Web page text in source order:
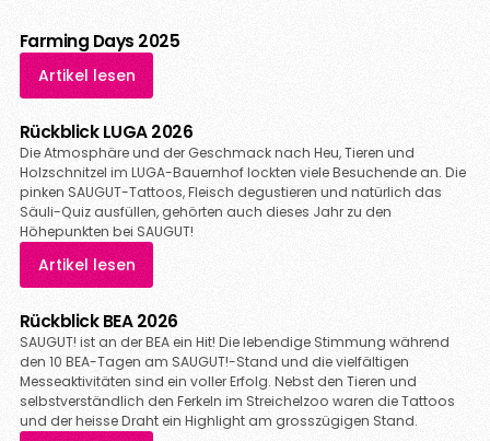
Farming Days 2025
Artikel lesen
Rückblick LUGA 2026
Die Atmosphäre und der Geschmack nach Heu, Tieren und
Holzschnitzel im LUGA-Bauernhof lockten viele Besuchende an. Die
pinken SAUGUT-Tattoos, Fleisch degustieren und natürlich das
Säuli-Quiz ausfüllen, gehörten auch dieses Jahr zu den
Höhepunkten bei SAUGUT!
Artikel lesen
Rückblick BEA 2026
SAUGUT! ist an der BEA ein Hit! Die lebendige Stimmung während
den 10 BEA-Tagen am SAUGUT!-Stand und die vielfältigen
Messeaktivitäten sind ein voller Erfolg. Nebst den Tieren und
selbstverständlich den Ferkeln im Streichelzoo waren die Tattoos
und der heisse Draht ein Highlight am grosszügigen Stand.